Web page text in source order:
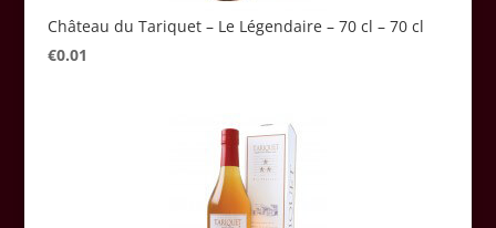
Château du Tariquet – Le Légendaire – 70 cl – 70 cl
€0.01